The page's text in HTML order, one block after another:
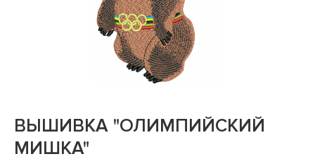
ВЫШИВКА "ОЛИМПИЙСКИЙ
МИШКА"